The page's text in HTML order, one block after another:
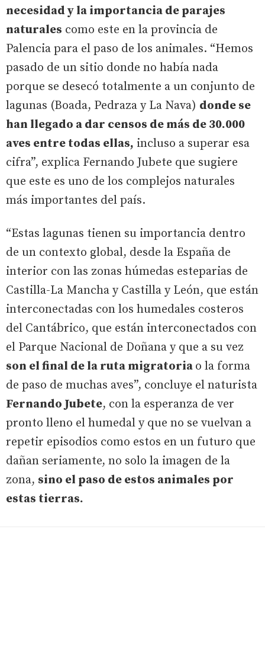
necesidad y la importancia de parajes
naturales como este en la provincia de
Palencia para el paso de los animales. “Hemos
pasado de un sitio donde no había nada
porque se desecó totalmente a un conjunto de
lagunas (Boada, Pedraza y La Nava) donde se
han llegado a dar censos de más de 30.000
aves entre todas ellas, incluso a superar esa
cifra”, explica Fernando Jubete que sugiere
que este es uno de los complejos naturales
más importantes del país.
“Estas lagunas tienen su importancia dentro
de un contexto global, desde la España de
interior con las zonas húmedas esteparias de
Castilla-La Mancha y Castilla y León, que están
interconectadas con los humedales costeros
del Cantábrico, que están interconectados con
el Parque Nacional de Doñana y que a su vez
son el final de la ruta migratoria o la forma
de paso de muchas aves”, concluye el naturista
Fernando Jubete, con la esperanza de ver
pronto lleno el humedal y que no se vuelvan a
repetir episodios como estos en un futuro que
dañan seriamente, no solo la imagen de la
zona, sino el paso de estos animales por
estas tierras.